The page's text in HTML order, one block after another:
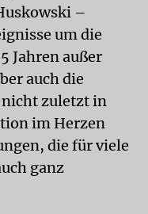
–
um die
Jahren außer
auch die
nicht zuletzt in
im Herzen
die für viele
ganz